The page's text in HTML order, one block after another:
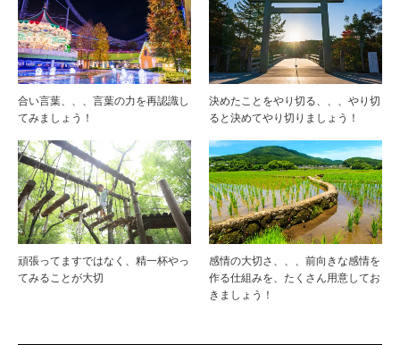
合い言葉、、、言葉の力を再認識し
てみましょう！
決めたことをやり切る、、、やり切
ると決めてやり切りましょう！
頑張ってますではなく、精一杯やっ
てみることが大切
感情の大切さ、、、前向きな感情を
作る仕組みを、たくさん用意してお
きましょう！